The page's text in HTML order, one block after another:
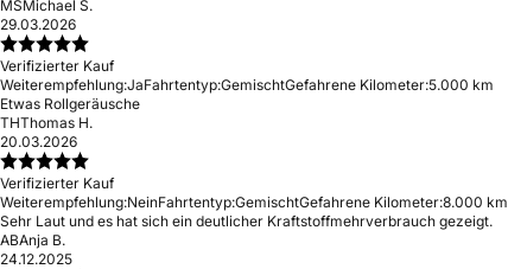
MSMichael S.
29.03.2026
Verifizierter Kauf
Weiterempfehlung:JaFahrtentyp:GemischtGefahrene Kilometer:5.000 km
Etwas Rollgeräusche
THThomas H.
20.03.2026
Verifizierter Kauf
Weiterempfehlung:NeinFahrtentyp:GemischtGefahrene Kilometer:8.000 km
Sehr Laut und es hat sich ein deutlicher Kraftstoffmehrverbrauch gezeigt.
ABAnja B.
24.12.2025